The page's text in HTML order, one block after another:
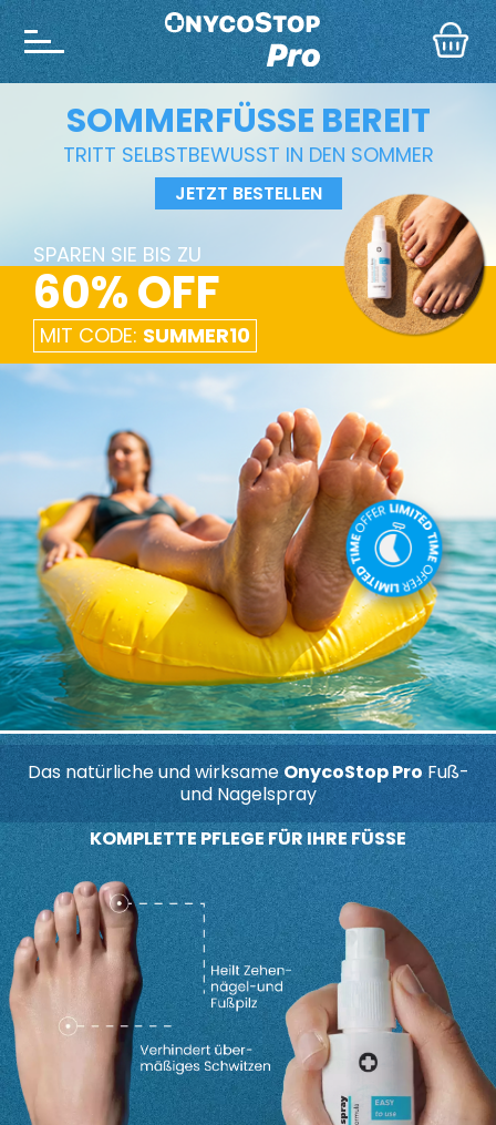
SOMMERFÜSSE BEREIT
TRITT SELBSTBEWUSST IN DEN SOMMER
JETZT BESTELLEN
SPAREN SIE BIS ZU
60% OFF
MIT CODE: SUMMER10
Das natürliche und wirksameOnycoStop ProFuß-
und Nagelspray
KOMPLETTE PFLEGE FÜR IHRE FÜSSE